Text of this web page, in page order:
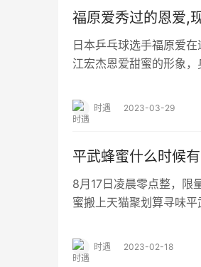
福原爱秀过的恩爱,
日本乒乓球选手福原爱
江宏杰恩爱甜蜜的形象
时遇 2023-03-29
平武蜂蜜什么时候有
8月17日凌晨零点整，限
蜜搬上天猫聚划算寻味
时遇 2023-02-18